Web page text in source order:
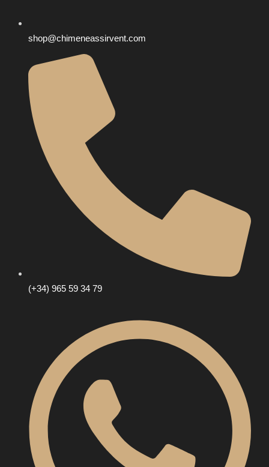
shop@chimeneassirvent.com
(+34) 965 59 34 79